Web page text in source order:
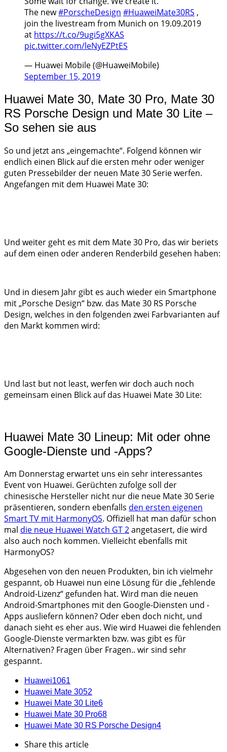
The new#PorscheDesign #HuaweiMate30RS ,
join the livestream from Munich on 19.09.2019
at https://t.co/9ugi5gXKAS
pic.twitter.com/leNyEZPtES
— Huawei Mobile (@HuaweiMobile)
September 15, 2019
Huawei Mate 30, Mate 30 Pro, Mate 30
RS Porsche Design und Mate 30 Lite –
So sehen sie aus
So und jetzt ans „eingemachte“. Folgend können wir
endlich einen Blick auf die ersten mehr oder weniger
guten Pressebilder der neuen Mate 30 Serie werfen.
Angefangen mit dem Huawei Mate 30:
Und weiter geht es mit dem Mate 30 Pro, das wir beriets
auf dem einen oder anderen Renderbild gesehen haben:
Und in diesem Jahr gibt es auch wieder ein Smartphone
mit „Porsche Design“ bzw. das Mate 30 RS Porsche
Design, welches in den folgenden zwei Farbvarianten auf
den Markt kommen wird:
Und last but not least, werfen wir doch auch noch
gemeinsam einen Blick auf das Huawei Mate 30 Lite:
Huawei Mate 30 Lineup: Mit oder ohne
Google-Dienste und -Apps?
Am Donnerstag erwartet uns ein sehr interessantes
Event von Huawei. Gerüchten zufolge soll der
chinesische Hersteller nicht nur die neue Mate 30 Serie
präsentieren, sondern ebenfalls den ersten eigenen
Smart TV mit HarmonyOS. Offiziell hat man dafür schon
mal die neue Huawei Watch GT 2angetasert, die wird
also auch noch kommen. Vielleicht ebenfalls mit
HarmonyOS?
Abgesehen von den neuen Produkten, bin ich vielmehr
gespannt, ob Huawei nun eine Lösung für die „fehlende
Android-Lizenz“ gefunden hat. Wird man die neuen
Android-Smartphones mit den Google-Diensten und -
Apps ausliefern können? Oder eben doch nicht, und
danach sieht es eher aus. Wie wird Huawei die fehlenden
Google-Dienste vermarkten bzw. was gibt es für
Alternativen? Fragen über Fragen.. wir sind sehr
gespannt.
Huawei1061
Huawei Mate 3052
Huawei Mate 30 Lite6
Huawei Mate 30 Pro68
Huawei Mate 30 RS Porsche Design4
Sharethis article